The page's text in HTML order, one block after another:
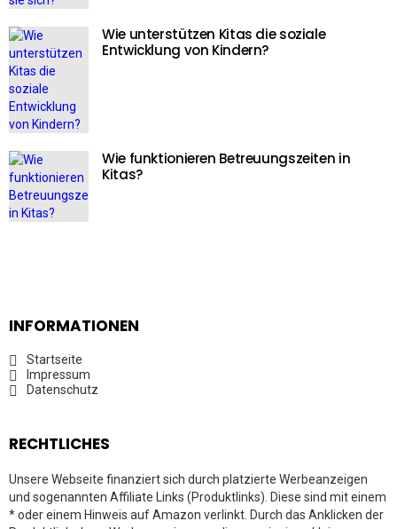
Wie unterstützen Kitas die soziale
Entwicklung von Kindern?
Wie funktionieren Betreuungszeiten in
Kitas?
INFORMATIONEN
Startseite
Impressum
Datenschutz
RECHTLICHES
Unsere Webseite finanziert sich durch platzierte Werbeanzeigen
und sogenannten Affiliate Links (Produktlinks). Diese sind mit einem
* oder einem Hinweis auf Amazon verlinkt. Durch das Anklicken der